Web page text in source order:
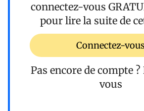
connectez-vous
pour lire la suite de
Connectez-vous
Pas encore de compte ?
vous